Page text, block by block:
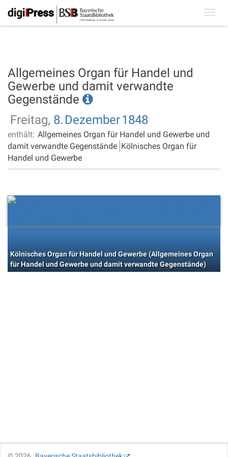
Allgemeines Organ für Handel und
Gewerbe und damit verwandte
Gegenstände
Freitag, 8. Dezember1848
enthält: Allgemeines Organ für Handel und Gewerbe und
damit verwandte Gegenstände Kölnisches Organ für
Handel und Gewerbe
Kölnisches Organ für Handel und Gewerbe (Allgemeines Organ
für Handel und Gewerbe und damit verwandte Gegenstände)